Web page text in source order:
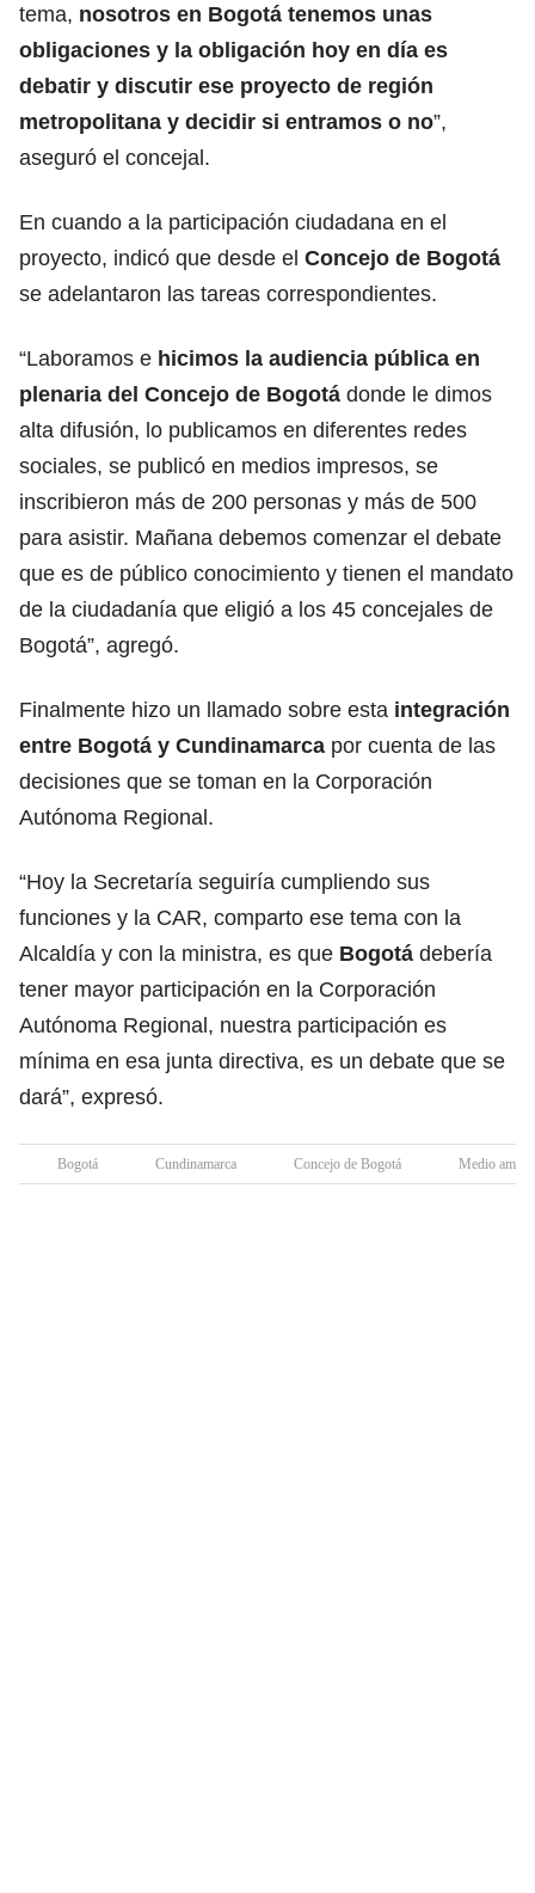
tema, nosotros en Bogotá tenemos unas
obligaciones y la obligación hoy en día es
debatir y discutir ese proyecto de región
metropolitana y decidir si entramos o no”,
aseguró el concejal.
En cuando a la participación ciudadana en el
proyecto, indicó que desde el Concejo de Bogotá
se adelantaron las tareas correspondientes.
“Laboramos e hicimos la audiencia pública en
plenaria del Concejo de Bogotá donde le dimos
alta difusión, lo publicamos en diferentes redes
sociales, se publicó en medios impresos, se
inscribieron más de 200 personas y más de 500
para asistir. Mañana debemos comenzar el debate
que es de público conocimiento y tienen el mandato
de la ciudadanía que eligió a los 45 concejales de
Bogotá”, agregó.
Finalmente hizo un llamado sobre esta integración
entre Bogotá y Cundinamarca por cuenta de las
decisiones que se toman en la Corporación
Autónoma Regional.
“Hoy la Secretaría seguiría cumpliendo sus
funciones y la CAR, comparto ese tema con la
Alcaldía y con la ministra, es que Bogotá debería
tener mayor participación en la Corporación
Autónoma Regional, nuestra participación es
mínima en esa junta directiva, es un debate que se
dará”, expresó.
Bogotá Cundinamarca Concejo de Bogotá Medio